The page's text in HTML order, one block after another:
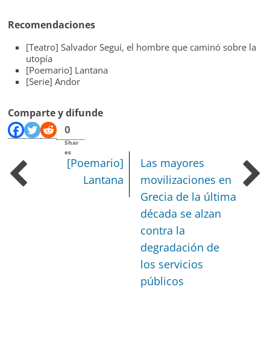
Recomendaciones
[Teatro] Salvador Seguí, el hombre que caminó sobre la
utopía
[Poemario] Lantana
[Serie] Andor
Comparte y difunde
0
Shar
es
[Poemario]
Lantana
Las mayores
movilizaciones en
Grecia de la última
década se alzan
contra la
degradación de
los servicios
públicos